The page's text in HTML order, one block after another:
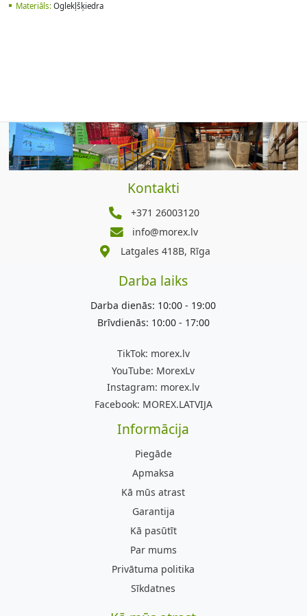
Materiāls:Oglekļšķiedra
Kontakti
+371 26003120
info@morex.lv
Latgales 418B, Rīga
Darba laiks
Darba dienās: 10:00 - 19:00
Brīvdienās: 10:00 - 17:00
TikTok: morex.lv
YouTube: MorexLv
Instagram: morex.lv
Facebook: MOREX.LATVIJA
Informācija
Piegāde
Apmaksa
Kā mūs atrast
Garantija
Kā pasūtīt
Par mums
Privātuma politika
Sīkdatnes